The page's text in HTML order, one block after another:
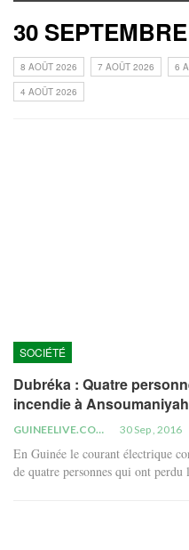
30
8 AOÛT 2026 7 AOÛT 2026 6
4 AOÛT 2026
SOCIÉTÉ
Dubréka : Quatre
incendie à Ansoumaniyah
GUINEELIVE.COM 30 Sep , 2016
En Guinée le courant électrique
de quatre personnes qui ont